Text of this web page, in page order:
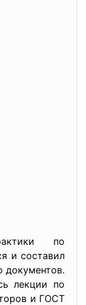
по
и составил
документов.
лекции по
и ГОСТ